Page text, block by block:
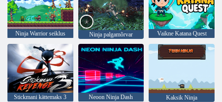
Ninja Warrior seiklus Ninja palgamõrvar Vaikne Katana Quest
Stickmani kättemaks 3 Neoon Ninja Dash Kaksik Ninja